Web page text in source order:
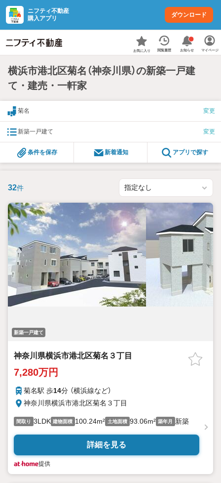
ニフティ不動産
購入アプリ
ダウンロード
お気に入り 閲覧履歴 お知らせ マイページ
横浜市港北区菊名（神奈川県）の新築一戸建
て・建売・一軒家
菊名 変更
新築一戸建て 変更
条件を保存 新着通知 アプリで探す
32件
新築一戸建て
神奈川県横浜市港北区菊名３丁目
7,280万円
菊名駅 歩14分 （横浜線など）
神奈川県横浜市港北区菊名３丁目
間取り 3LDK 建物面積 100.24m² 土地面積 93.06m² 築年月 新築
詳細を見る
提供